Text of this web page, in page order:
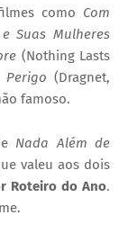
como Com
Suas Mulheres
(Nothing Lasts
Perigo (Dragnet,
famoso.
Nada Além de
valeu aos dois
Roteiro do Ano.